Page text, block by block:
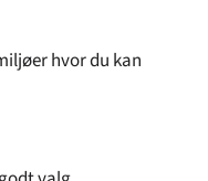
hvor du kan